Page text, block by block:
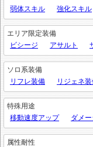
弱体スキル
強化スキル
エリア限定装備
ビシージ
アサルト
ソロ系装備
リフレ装備
リジェネ
特殊用途
移動速度アップ
ダメ
属性耐性